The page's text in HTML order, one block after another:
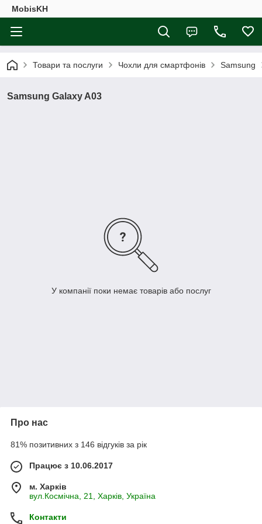
MobisKH
Товари та послуги Чохли для смартфонів Samsung
Samsung Galaxy A03
У компанії поки немає товарів або послуг
Про нас
81% позитивних з 146 відгуків за рік
Працює з 10.06.2017
м. Харків
вул.Космічна, 21, Харків, Україна
Контакти